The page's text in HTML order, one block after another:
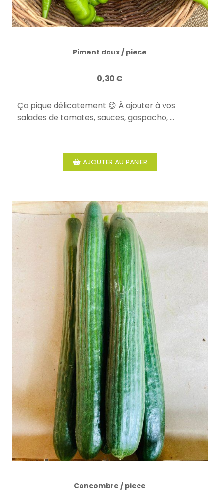
Piment doux / piece
0,30€
Ça pique délicatement 😉 À ajouter à vos
salades de tomates, sauces, gaspacho, …
AJOUTER AU PANIER
Concombre / piece